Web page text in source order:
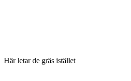
Här letar de gräs istället